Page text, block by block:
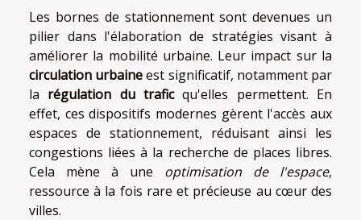
Les bornes de stationnement sont devenues un
pilier dans l'élaboration de stratégies visant à
améliorer la mobilité urbaine. Leur impact sur la
circulation urbaineest significatif, notamment par
la régulation du traficqu'elles permettent. En
effet, ces dispositifs modernes gèrent l'accès aux
espaces de stationnement, réduisant ainsi les
congestions liées à la recherche de places libres.
Cela mène à une optimisation de l'espace,
ressource à la fois rare et précieuse au cœur des
villes.